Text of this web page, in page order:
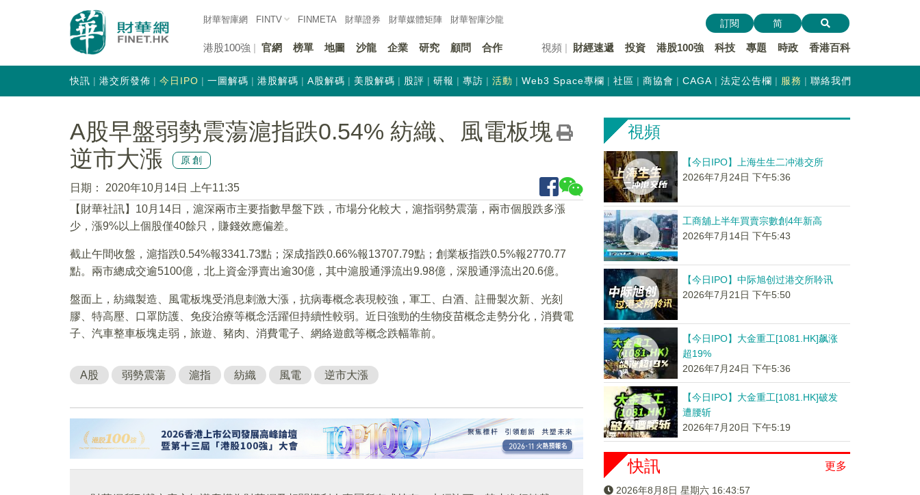
財華智庫網 FINTV FINMETA 財華證券 財華媒體矩陣 財華智庫沙龍
港股100強 官網 榜單 地圖 沙龍 企業 研究 顧問 合作 視頻 財經速遞 投資 港股100強 科技 專題 時政 香港百科
訂閱 简
快訊 港交所發佈 今日IPO 一圖解碼 港股解碼 A股解碼 美股解碼 股評 研報 專訪 活動 Web3 Space專欄 社區 商協會 CAGA 法定公告欄 服務 聯絡我們
A股早盤弱勢震蕩滬指跌0.54% 紡織、風電板塊
逆市大漲
原創
日期：
2020年10月14日 上午11:35
【財華社訊】10月14日，滬深兩市主要指數早盤下跌，市場分化較大，滬指弱勢震蕩，兩市個股跌多漲
少，漲9%以上個股僅40餘只，賺錢效應偏差。
截止午間收盤，滬指跌0.54%報3341.73點；深成指跌0.66%報13707.79點；創業板指跌0.5%報2770.77
點。兩市總成交逾5100億，北上資金淨賣出逾30億，其中滬股通淨流出9.98億，深股通淨流出20.6億。
盤面上，紡織製造、風電板塊受消息刺激大漲，抗病毒概念表現較強，軍工、白酒、註冊製次新、光刻
膠、特高壓、口罩防護、免疫治療等概念活躍但持續性較弱。近日強勁的生物疫苗概念走勢分化，消費電
子、汽車整車板塊走弱，旅遊、豬肉、消費電子、網絡遊戲等概念跌幅靠前。
A股 弱勢震蕩 滬指 紡織 風電 逆市大漲
視頻
【今日IPO】上海生生二冲港交所
2026年7月24日 下午5:36
工商舖上半年買賣宗數創4年新高
2026年7月14日 下午5:43
【今日IPO】中际旭创过港交所聆讯
2026年7月21日 下午5:50
【今日IPO】大金重工[1081.HK]飙涨
超19%
2026年7月24日 下午5:36
【今日IPO】大金重工[1081.HK]破发
遭腰斩
2026年7月20日 下午5:19
更多
快訊
2026年8月8日 星期六 16:43:57